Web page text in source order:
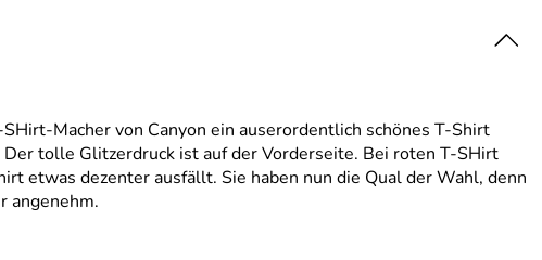
Macher von Canyon ein auserordentlich schönes T-Shirt
tolle Glitzerdruck ist auf der Vorderseite. Bei roten T-SHirt
etwas dezenter ausfällt. Sie haben nun die Qual der Wahl, denn
angenehm.